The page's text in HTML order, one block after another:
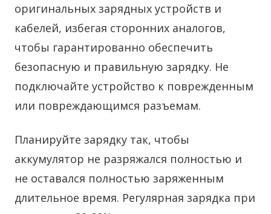
оригинальных зарядных устройств и
кабелей, избегая сторонних аналогов,
чтобы гарантированно обеспечить
безопасную и правильную зарядку. Не
подключайте устройство к поврежденным
или повреждающимся разъемам.
Планируйте зарядку так, чтобы
аккумулятор не разряжался полностью и
не оставался полностью заряженным
длительное время. Регулярная зарядка при